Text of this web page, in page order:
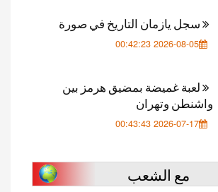
سجل يازمان التاريخ في صورة
2026-08-05 00:42:23
لعبة غميضة بمضيق هرمز بين
واشنطن وتهران
2026-07-17 00:43:43
مع الشعب